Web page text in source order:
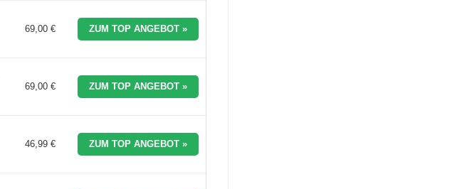
69,00 € ZUM TOP ANGEBOT »
69,00 € ZUM TOP ANGEBOT »
46,99 € ZUM TOP ANGEBOT »